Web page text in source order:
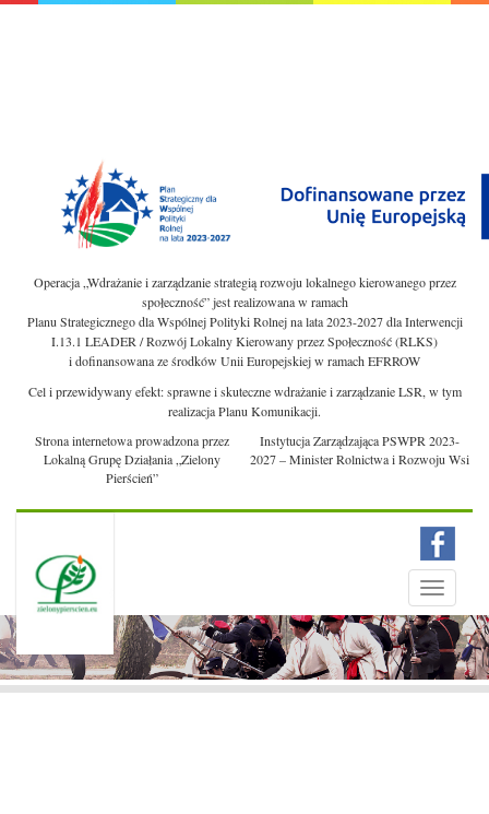
Operacja „Wdrażanie i zarządzanie strategią rozwoju lokalnego kierowanego przez
społeczność” jest realizowana w ramach
Planu Strategicznego dla Wspólnej Polityki Rolnej na lata 2023-2027 dla Interwencji
I.13.1 LEADER / Rozwój Lokalny Kierowany przez Społeczność (RLKS)
i dofinansowana ze środków Unii Europejskiej w ramach EFRROW
Cel i przewidywany efekt: sprawne i skuteczne wdrażanie i zarządzanie LSR, w tym
realizacja Planu Komunikacji.
Strona internetowa prowadzona przez
Lokalną Grupę Działania „Zielony
Pierścień”
Instytucja Zarządzająca PSWPR 2023-
2027 – Minister Rolnictwa i Rozwoju Wsi
Toggle
Menu